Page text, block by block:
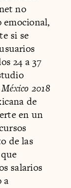
no
emocional,
si se
24 a 37
2018
de
en un
de las
salarios
a